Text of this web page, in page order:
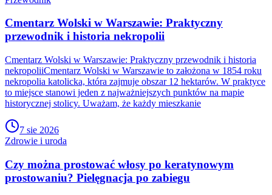
Cmentarz Wolski w Warszawie: Praktyczny
przewodnik i historia nekropolii
Cmentarz Wolski w Warszawie: Praktyczny przewodnik i historia
nekropoliiCmentarz Wolski w Warszawie to założona w 1854 roku
nekropolia katolicka, która zajmuje obszar 12 hektarów. W praktyce
to miejsce stanowi jeden z najważniejszych punktów na mapie
historycznej stolicy. Uważam, że każdy mieszkanie
7 sie 2026
Zdrowie i uroda
Czy można prostować włosy po keratynowym
prostowaniu? Pielęgnacja po zabiegu